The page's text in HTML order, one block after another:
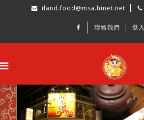
iland.food@msa.hinet.net
聯絡我們 登入